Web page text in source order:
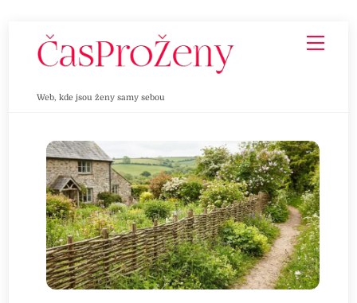
Web, kde jsou ženy samy sebou